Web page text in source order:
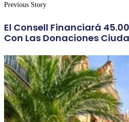
Previous Story
El Consell Financiará
Con Las Donaciones